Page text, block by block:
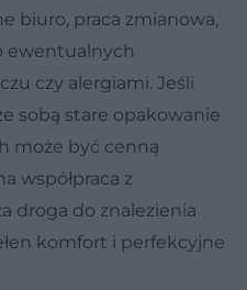
biuro, praca zmianowa,
ewentualnych
czy alergiami. Jeśli
sobą stare opakowanie
może być cenną
współpraca z
droga do znalezienia
komfort i perfekcyjne